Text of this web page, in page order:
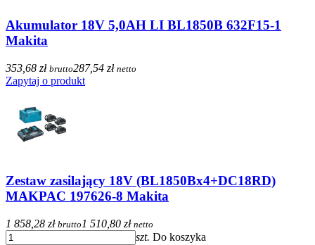
Akumulator 18V 5,0AH LI BL1850B 632F15-1
Makita
353,68 zł brutto287,54 zł netto
Zapytaj o produkt
Zestaw zasilający 18V (BL1850Bx4+DC18RD)
MAKPAC 197626-8 Makita
1 858,28 zł brutto 1 510,80 zł netto
szt. Do koszyka